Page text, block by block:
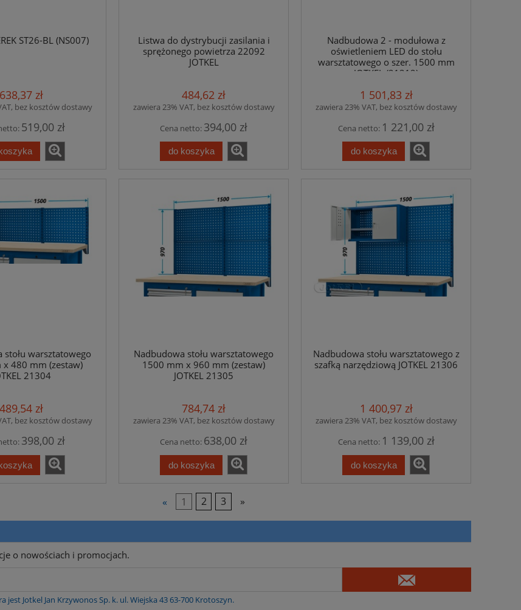
ST26-BL (NS007)
638,37 zł
bez kosztów dostawy
519,00 zł
Listwa do dystrybucji zasilania i
sprężonego powietrza 22092
JOTKEL
484,62 zł
zawiera 23% VAT, bez kosztów dostawy
Cena netto: 394,00 zł
do koszyka
Nadbudowa 2 - modułowa z
oświetleniem LED do stołu
warsztatowego o szer. 1500 mm
JOTKEL (21312)
1 501,83 zł
zawiera 23% VAT, bez kosztów dostawy
Cena netto: 1 221,00 zł
do koszyka
stołu warsztatowego
480 mm (zestaw)
21304
489,54 zł
bez kosztów dostawy
398,00 zł
Nadbudowa stołu warsztatowego
1500 mm x 960 mm (zestaw)
JOTKEL 21305
784,74 zł
zawiera 23% VAT, bez kosztów dostawy
Cena netto: 638,00 zł
do koszyka
Nadbudowa stołu warsztatowego z
szafką narzędziową JOTKEL 21306
1 400,97 zł
zawiera 23% VAT, bez kosztów dostawy
Cena netto: 1 139,00 zł
do koszyka
« 1 2 3 »
o nowościach i promocjach.
Jotkel Jan Krzywonos Sp. k. ul. Wiejska 43 63-700 Krotoszyn.